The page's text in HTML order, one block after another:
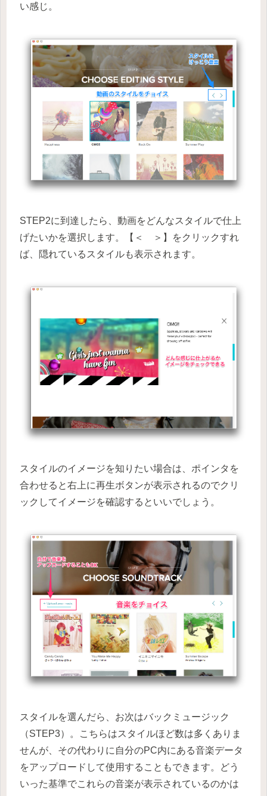
い感じ。
STEP2に到達したら、動画をどんなスタイルで仕上
げたいかを選択します。【＜ ＞】をクリックすれ
ば、隠れているスタイルも表示されます。
スタイルのイメージを知りたい場合は、ポインタを
合わせると右上に再生ボタンが表示されるのでクリ
ックしてイメージを確認するといいでしょう。
スタイルを選んだら、お次はバックミュージック
（STEP3）。こちらはスタイルほど数は多くありま
せんが、その代わりに自分のPC内にある音楽データ
をアップロードして使用することもできます。どう
いった基準でこれらの音楽が表示されているのかは